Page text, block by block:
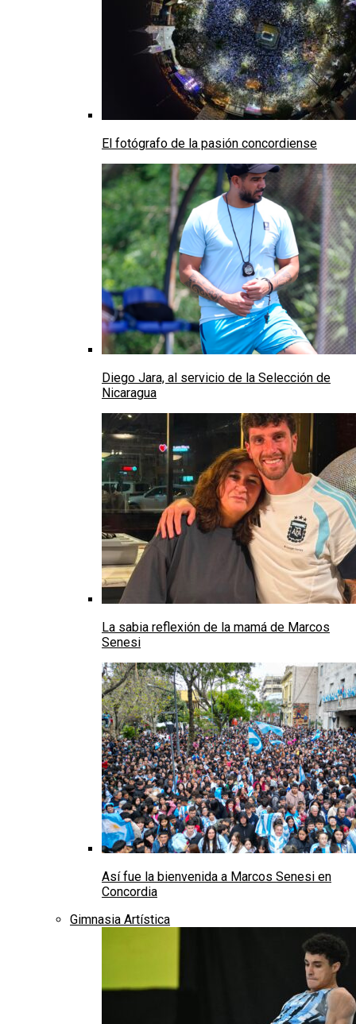
El fotógrafo de la pasión concordiense
Diego Jara, al servicio de la Selección de
Nicaragua
La sabia reflexión de la mamá de Marcos
Senesi
Así fue la bienvenida a Marcos Senesi en
Concordia
Gimnasia Artística